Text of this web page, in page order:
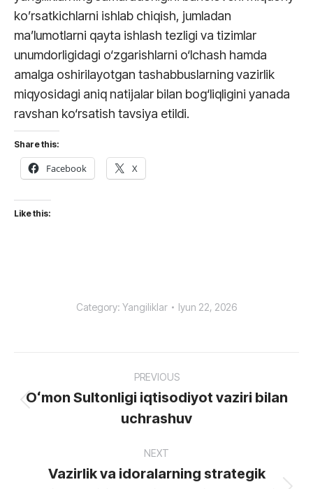
ko’rsatkichlarni ishlab chiqish, jumladan
ma’lumotlarni qayta ishlash tezligi va tizimlar
unumdorligidagi o‘zgarishlarni o‘lchash hamda
amalga oshirilayotgan tashabbuslarning vazirlik
miqyosidagi aniq natijalar bilan bog‘liqligini yanada
ravshan ko‘rsatish tavsiya etildi.
Share this:
Facebook X
Like this:
Category: Yangiliklar Iyun 22, 2026
navigation
PREVIOUS
Previous
post:
Oʻmon Sultonligi iqtisodiyot vaziri bilan
uchrashuv
NEXT
Vazirlik va idoralarning strategik